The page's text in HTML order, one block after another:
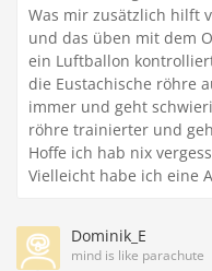
Was mir zusätzlich hilft
und das üben mit dem
ein Luftballon
die Eustachische röhre
immer und geht
röhre trainierter und
Hoffe ich hab nix
Vielleicht habe ich eine
Dominik_E
mind is like parachute